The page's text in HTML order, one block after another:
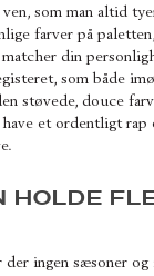
som man altid
farver på
din
som både
støvede, douce
et ordentligt rap
HOLDE
ingen sæsoner og